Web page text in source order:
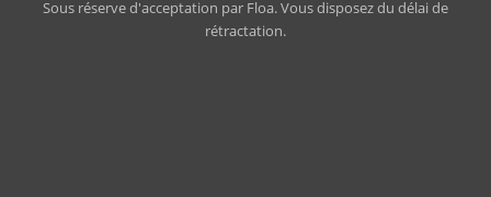
Sous réserve d'acceptation par Floa. Vous disposez du délai de
rétractation.